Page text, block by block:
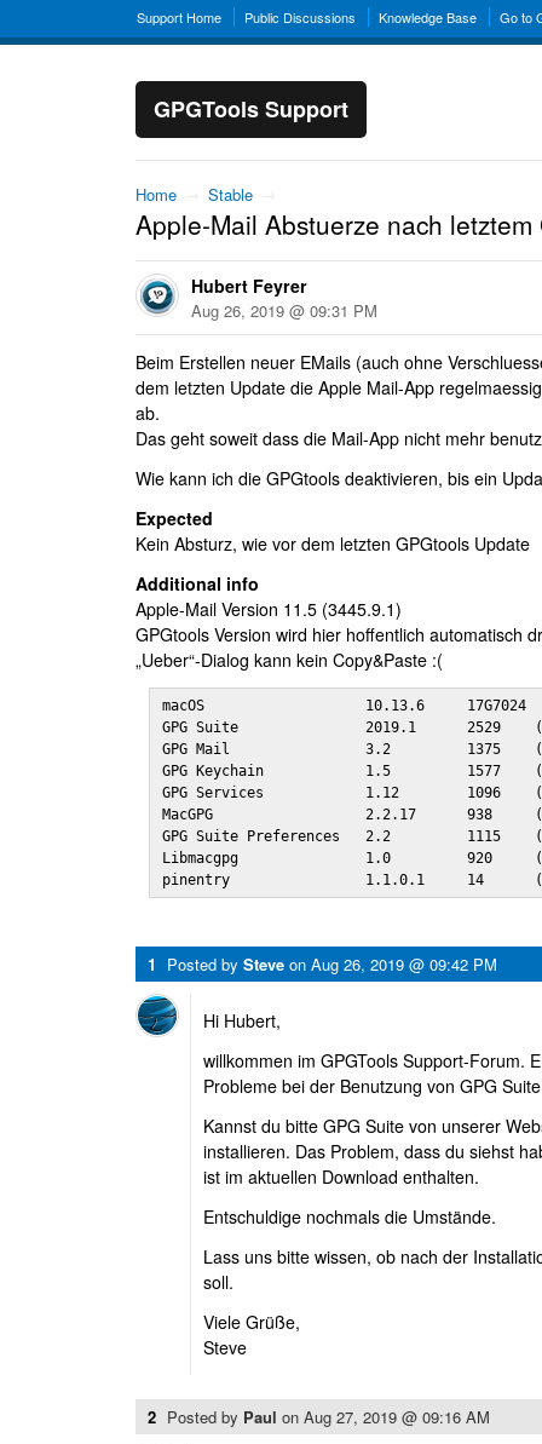
Support Home Public Discussions Knowledge Base Go to
GPGTools Support
Home → Stable →
Apple-Mail Abstuerze nach
Hubert Feyrer
Aug 26, 2019 @ 09:31 PM
Beim Erstellen neuer EMails (auch ohne
dem letzten Update die Apple Mail-App
ab.
Das geht soweit dass die Mail-App nicht mehr
Wie kann ich die GPGtools deaktivieren, bis ein
Expected
Kein Absturz, wie vor dem letzten GPGtools Update
Additional info
Apple-Mail Version 11.5 (3445.9.1)
GPGtools Version wird hier hoffentlich automatisch
„Ueber“-Dialog kann kein Copy&Paste :(
macOS                   10.13.6     17G7024
GPG Suite               2019.1      2529
GPG Mail                3.2         1375
GPG Keychain            1.5         1577
GPG Services            1.12        1096
MacGPG                  2.2.17      938
GPG Suite Preferences   2.2         1115
Libmacgpg               1.0         920
pinentry                1.1.0.1     14
1 Posted by Steve on Aug 26, 2019 @ 09:42 PM
Hi Hubert,
willkommen im GPGTools Support-Forum.
Probleme bei der Benutzung von GPG
Kannst du bitte GPG Suite von unserer
installieren. Das Problem, dass du siehst
ist im aktuellen Download enthalten.
Entschuldige nochmals die Umstände.
Lass uns bitte wissen, ob nach der
soll.
Viele Grüße,
Steve
2 Posted by Paul on Aug 27, 2019 @ 09:16 AM